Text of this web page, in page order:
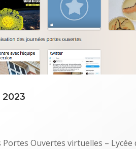
Ouvertes virtuelles – Lycée